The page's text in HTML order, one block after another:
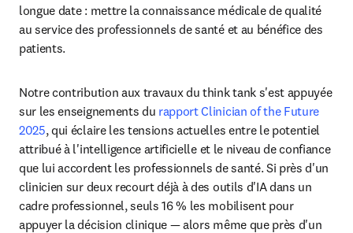
longue date : mettre la connaissance médicale de qualité
au service des professionnels de santé et au bénéfice des
patients.
Notre contribution aux travaux du think tank s'est appuyée
sur les enseignements du rapport Clinician of the Future
2025, qui éclaire les tensions actuelles entre le potentiel
attribué à l'intelligence artificielle et le niveau de confiance
que lui accordent les professionnels de santé. Si près d'un
clinicien sur deux recourt déjà à des outils d'IA dans un
cadre professionnel, seuls 16 % les mobilisent pour
appuyer la décision clinique — alors même que près d'un